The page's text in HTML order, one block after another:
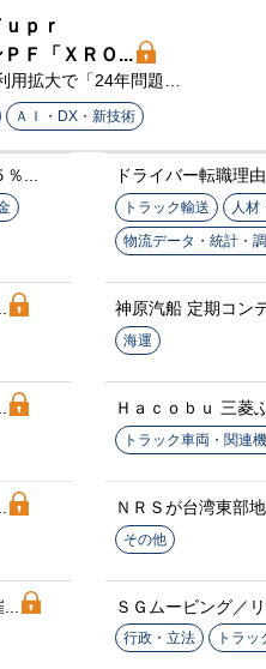
ｐｒ
Ｆ「ＸＲＯ...
用拡大で「24年問題」
ＡＩ・DX・新技術
％... ドライバー転職理
トラック輸送
人材
物流データ・統計・
神原汽船 定期コン
海運
Ｈａｃｏｂｕ 三菱
トラック車両・関連
ＮＲＳが台湾東部
その他
ＳＧムービング／
行政・立法 トラッ